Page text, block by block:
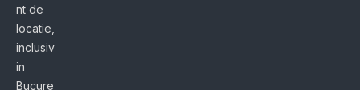
nt de
locatie,
inclusiv
in
Bucure